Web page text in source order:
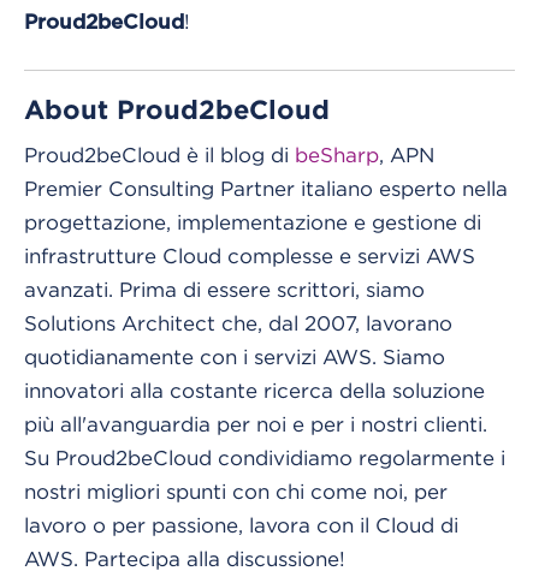
Proud2beCloud !
About Proud2beCloud
Proud2beCloud è il blog di beSharp, APN
Premier Consulting Partner italiano esperto nella
progettazione, implementazione e gestione di
infrastrutture Cloud complesse e servizi AWS
avanzati. Prima di essere scrittori, siamo
Solutions Architect che, dal 2007, lavorano
quotidianamente con i servizi AWS. Siamo
innovatori alla costante ricerca della soluzione
più all'avanguardia per noi e per i nostri clienti.
Su Proud2beCloud condividiamo regolarmente i
nostri migliori spunti con chi come noi, per
lavoro o per passione, lavora con il Cloud di
AWS. Partecipa alla discussione!